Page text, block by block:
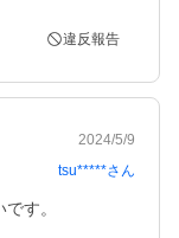
違反報告
2024/5/9
tsu*****さん
す。